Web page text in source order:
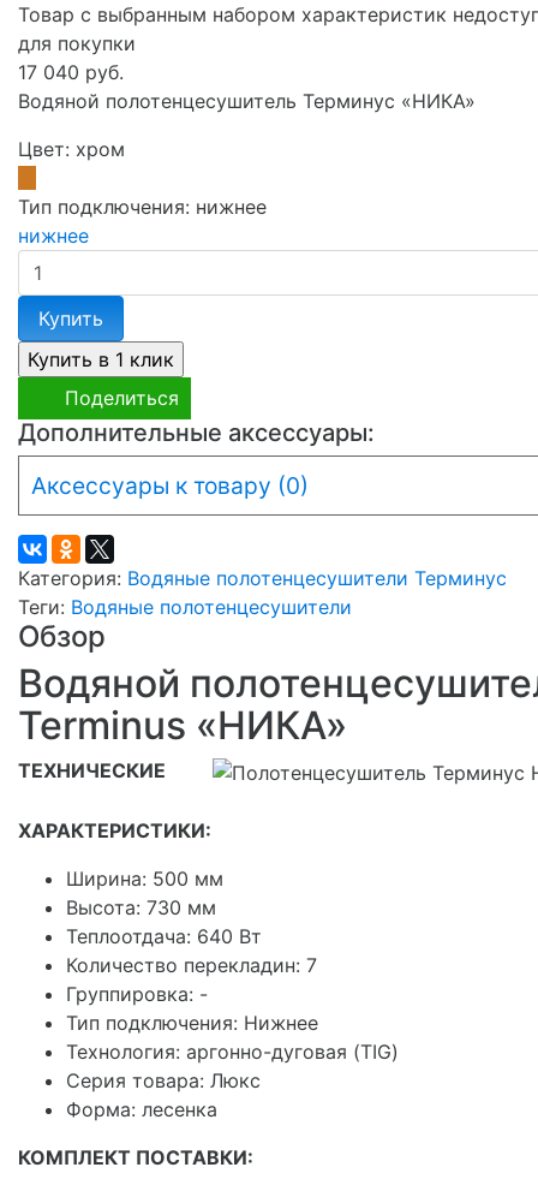
Товар с выбранным набором характеристик
для покупки
17 040 руб.
Водяной полотенцесушитель Терминус «НИКА»
Цвет: хром
Тип подключения: нижнее
нижнее
Купить
Поделиться
Дополнительные аксессуары:
Аксессуары к товару (0)
Категория: Водяные полотенцесушители Терминус
Теги: Водяные полотенцесушители
Обзор
Водяной
Terminus «НИКА»
ТЕХНИЧЕСКИЕ
ХАРАКТЕРИСТИКИ:
Ширина: 500 мм
Высота: 730 мм
Теплоотдача: 640 Вт
Количество перекладин: 7
Группировка: -
Тип подключения: Нижнее
Технология: аргонно-дуговая (TIG)
Серия товара: Люкс
Форма: лесенка
КОМПЛЕКТ ПОСТАВКИ: